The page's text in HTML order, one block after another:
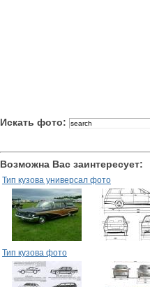
Искать фото:
Возможна Вас заинтересует:
Тип кузова универсал фото
Тип кузова фото